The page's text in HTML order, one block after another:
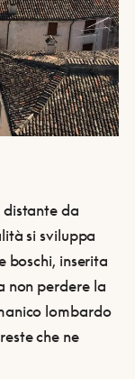
distante da
si sviluppa
boschi, inserita
non perdere la
lombardo
che ne